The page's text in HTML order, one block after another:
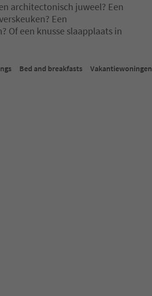
architectonisch juweel? Een
Een
Of een knusse slaapplaats in
Bed and breakfasts Vakantiewoningen